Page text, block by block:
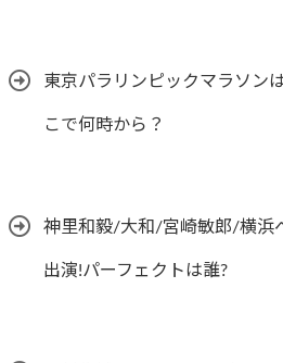
東京パラリンピックマラソン
こで何時から？
神里和毅/大和/宮崎敏郎/横浜
出演!パーフェクトは誰?